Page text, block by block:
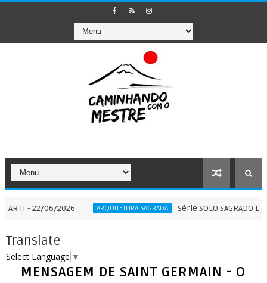
06/2026 ARQUITETURA SAGRADA Série SOLO SAGRADO DO BRASIL
Translate
Select Language ▼
MENSAGEM DE SAINT GERMAIN - O